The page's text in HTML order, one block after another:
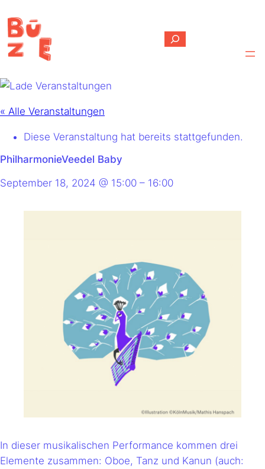
Suchen
« Alle Veranstaltungen
Diese Veranstaltung hat bereits stattgefunden.
PhilharmonieVeedel Baby
September 18, 2024 @ 15:00 – 16:00
In dieser musikalischen Performance kommen drei
Elemente zusammen: Oboe, Tanz und Kanun (auch: